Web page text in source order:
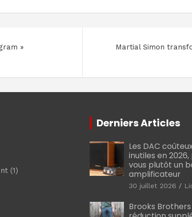
» Martial Simon
(1)
Derniers Articles
Les DAC
inutiles en
vous plutôt un
amplificateur
30 juillet 2026
Brooks Brothers